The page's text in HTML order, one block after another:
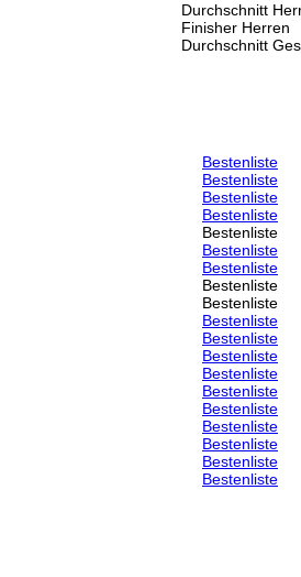
Durchschnitt
Finisher Herren
Durchschnitt
Bestenliste
Bestenliste
Bestenliste
Bestenliste
Bestenliste
Bestenliste
Bestenliste
Bestenliste
Bestenliste
Bestenliste
Bestenliste
Bestenliste
Bestenliste
Bestenliste
Bestenliste
Bestenliste
Bestenliste
Bestenliste
Bestenliste